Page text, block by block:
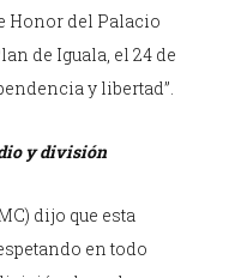
Honor del Palacio
de Iguala, el 24 de
y libertad”.
y división
dijo que esta
en todo